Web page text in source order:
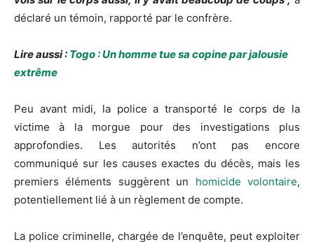
déclaré un témoin, rapporté par le confrère.
Lire aussi : Togo : Un homme tue sa copine par jalousie
extrême
Peu avant midi, la police a transporté le corps de la
victime à la morgue pour des investigations plus
approfondies. Les autorités n’ont pas encore
communiqué sur les causes exactes du décès, mais les
premiers éléments suggèrent un homicide volontaire,
potentiellement lié à un règlement de compte.
La police criminelle, chargée de l’enquête, peut exploiter